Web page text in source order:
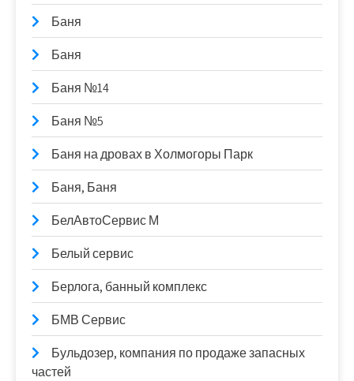
Баня
Баня
Баня №14
Баня №5
Баня на дровах в Холмогоры Парк
Баня, Баня
БелАвтоСервис М
Белый сервис
Берлога, банный комплекс
БМВ Сервис
Бульдозер, компания по продаже запасных
частей